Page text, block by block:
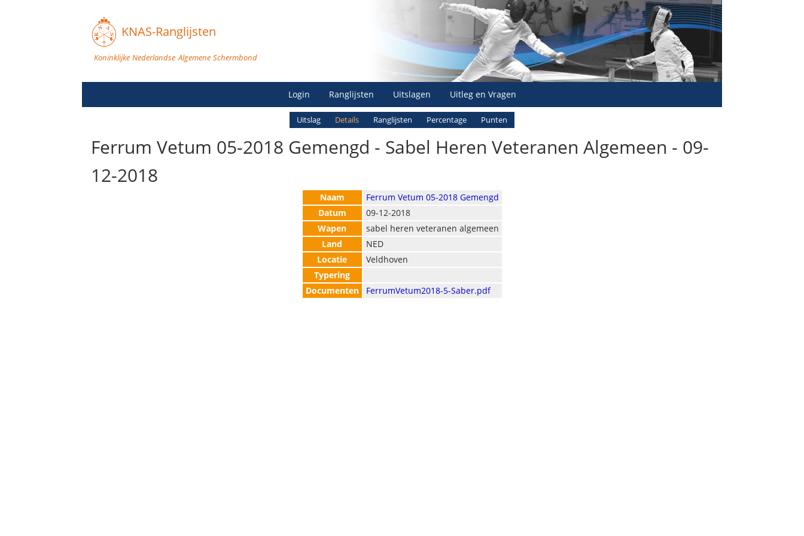
KNAS-Ranglijsten
Koninklijke Nederlandse Algemene Schermbond
Login Ranglijsten Uitslagen Uitleg en Vragen
Uitslag Details Ranglijsten Percentage Punten
Ferrum Vetum 05-2018 Gemengd - Sabel Heren Veteranen Algemeen - 09-
12-2018
Naam
Ferrum Vetum 05-2018 Gemengd
Datum
09-12-2018
Wapen
sabel heren veteranen algemeen
Land
NED
Locatie
Veldhoven
Typering
Documenten
FerrumVetum2018-5-Saber.pdf